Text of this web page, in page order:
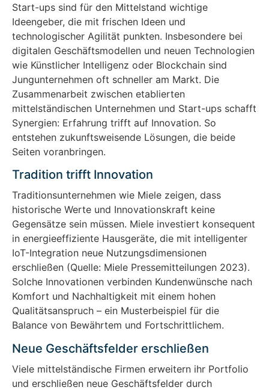
Start-ups sind für den Mittelstand wichtige
Ideengeber, die mit frischen Ideen und
technologischer Agilität punkten. Insbesondere bei
digitalen Geschäftsmodellen und neuen Technologien
wie Künstlicher Intelligenz oder Blockchain sind
Jungunternehmen oft schneller am Markt. Die
Zusammenarbeit zwischen etablierten
mittelständischen Unternehmen und Start-ups schafft
Synergien: Erfahrung trifft auf Innovation. So
entstehen zukunftsweisende Lösungen, die beide
Seiten voranbringen.
Tradition trifft Innovation
Traditionsunternehmen wie Miele zeigen, dass
historische Werte und Innovationskraft keine
Gegensätze sein müssen. Miele investiert konsequent
in energieeffiziente Hausgeräte, die mit intelligenter
IoT-Integration neue Nutzungsdimensionen
erschließen (Quelle: Miele Pressemitteilungen 2023).
Solche Innovationen verbinden Kundenwünsche nach
Komfort und Nachhaltigkeit mit einem hohen
Qualitätsanspruch – ein Musterbeispiel für die
Balance von Bewährtem und Fortschrittlichem.
Neue Geschäftsfelder erschließen
Viele mittelständische Firmen erweitern ihr Portfolio
und erschließen neue Geschäftsfelder durch